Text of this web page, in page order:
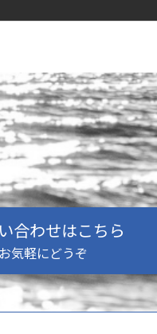
合わせはこちら
気軽にどうぞ